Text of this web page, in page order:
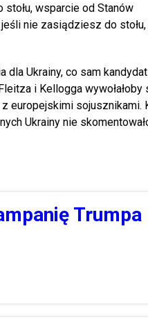
wsparcie od Stanów
nie zasiądziesz do
Ukrainy, co sam
i Kellogga wywołałoby
europejskimi sojusznikami.
Ukrainy nie
Trumpa